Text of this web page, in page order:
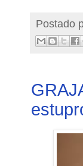
Postado